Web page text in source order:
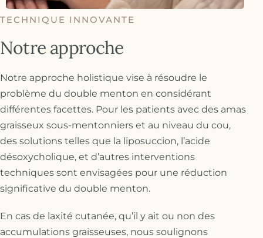
TECHNIQUE INNOVANTE
Notre approche
Notre approche holistique vise à résoudre le
problème du double menton en considérant
différentes facettes. Pour les patients avec des amas
graisseux sous-mentonniers et au niveau du cou,
des solutions telles que la liposuccion, l’acide
désoxycholique, et d’autres interventions
techniques sont envisagées pour une réduction
significative du double menton.
En cas de laxité cutanée, qu’il y ait ou non des
accumulations graisseuses, nous soulignons